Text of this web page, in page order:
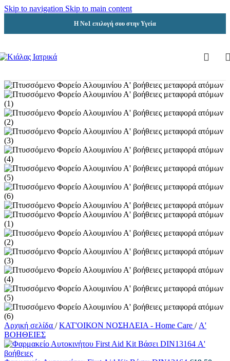
Skip to navigation Skip to main content
Η Νο1 επιλογή σου στην Υγεία
Αρχική σελίδα / ΚΑΤ'ΟΙΚΟΝ ΝΟΣΗΛΕΙΑ - Home Care / Α'
ΒΟΗΘΕΙΕΣ